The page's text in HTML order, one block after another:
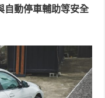
自動停車輔助等安全